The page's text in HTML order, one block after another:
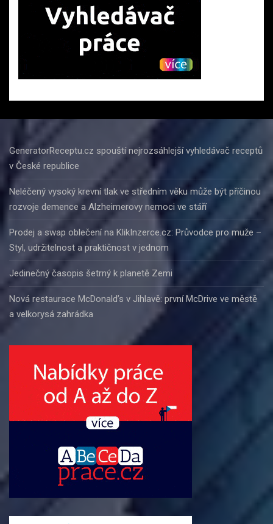
GeneratorReceptu.cz spouští nejrozsáhlejší vyhledávač receptů
v České republice
Neléčený vysoký krevní tlak ve středním věku může být příčinou
rozvoje demence a Alzheimerovy nemoci ve stáří
Prodej a swap oblečení na KlikInzerce.cz: Průvodce pro muže –
Styl, udržitelnost a praktičnost v jednom
Jedinečný časopis šetrný k planetě Zemi
Nová restaurace McDonald’s v Jihlavě: první McDrive ve městě
a velkorysá zahrádka